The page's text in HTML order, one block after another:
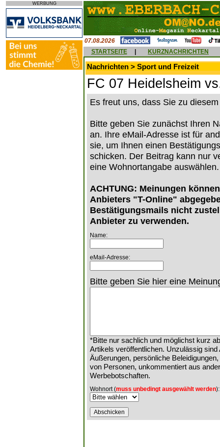
WERBUNG
07.08.2026
STARTSEITE
KURZNACHRICHTEN
Nachrichten > Sport und Freizeit
FC 07 Heidelsheim
Es freut uns, dass Sie zu
Bitte geben Sie zunächst Ihren
an. Ihre eMail-Adresse ist für
sie, um Ihnen einen
schicken. Der Beitrag kann nur
eine Wohnortangabe auswählen.
ACHTUNG: Meinungen
Anbieters "T-Online"
Bestätigungsmails nicht
Anbieter zu verwenden.
Name:
eMail-Adresse:
Bitte geben Sie hier eine
*Bitte nur sachlich und möglichst kurz
Artikels veröffentlichen. Unzulässig
Äußerungen, persönliche
von Personen, unkommentiert aus
Werbebotschaften.
Wohnort (muss unbedingt ausgewählt werden):